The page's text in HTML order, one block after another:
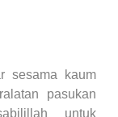
sesama kaum
pasukan
untuk